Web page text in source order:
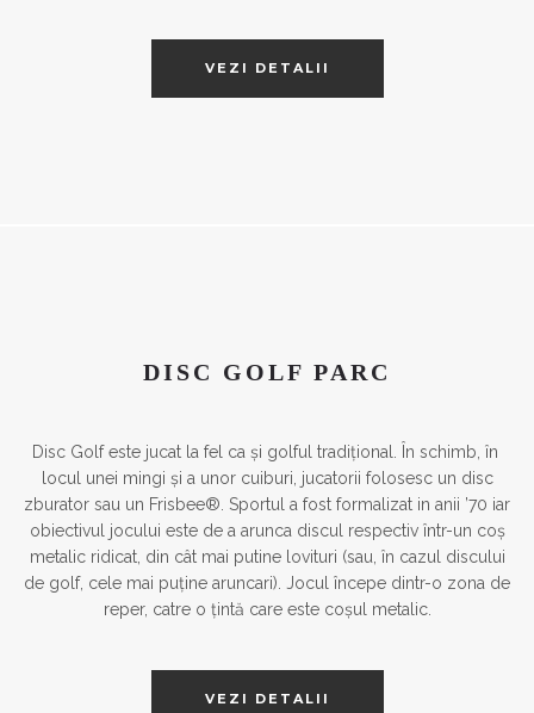
VEZI DETALII
DISC GOLF PARC
Disc Golf este jucat la fel ca și golful tradițional. În schimb, în ​​
locul unei mingi și a unor cuiburi, jucatorii folosesc un disc
zburator sau un Frisbee®. Sportul a fost formalizat in anii ’70 iar
obiectivul jocului este de a arunca discul respectiv într-un coș
metalic ridicat, din cât mai putine lovituri (sau, în cazul discului
de golf, cele mai puține aruncari). Jocul începe dintr-o zona de
reper, catre o țintă care este coșul metalic.
VEZI DETALII